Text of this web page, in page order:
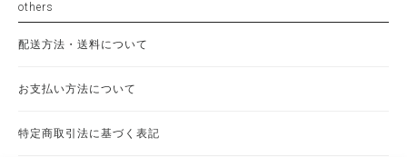
others
配送方法・送料について
お支払い方法について
特定商取引法に基づく表記